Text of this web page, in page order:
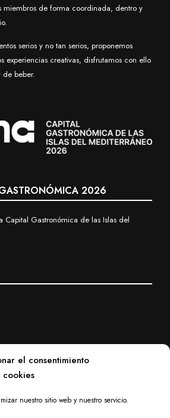
el consentimiento
cookies
nuestro sitio web y nuestro servicio.
miembros de forma coordinada, dentro y
serios y no tan serios, proponemos
experiencias creativas, disfrutamos con ello
beber.
2026
Capital Gastronómica de las Islas del